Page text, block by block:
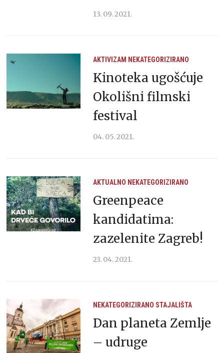
13. 09. 2021.
AKTIVIZAM NEKATEGORIZIRANO
Kinoteka ugošćuje
Okolišni filmski
festival
04. 05. 2021.
AKTUALNO NEKATEGORIZIRANO
Greenpeace
kandidatima:
zazelenite Zagreb!
23. 04. 2021.
NEKATEGORIZIRANO STAJALIŠTA
Dan planeta Zemlje
– udruge